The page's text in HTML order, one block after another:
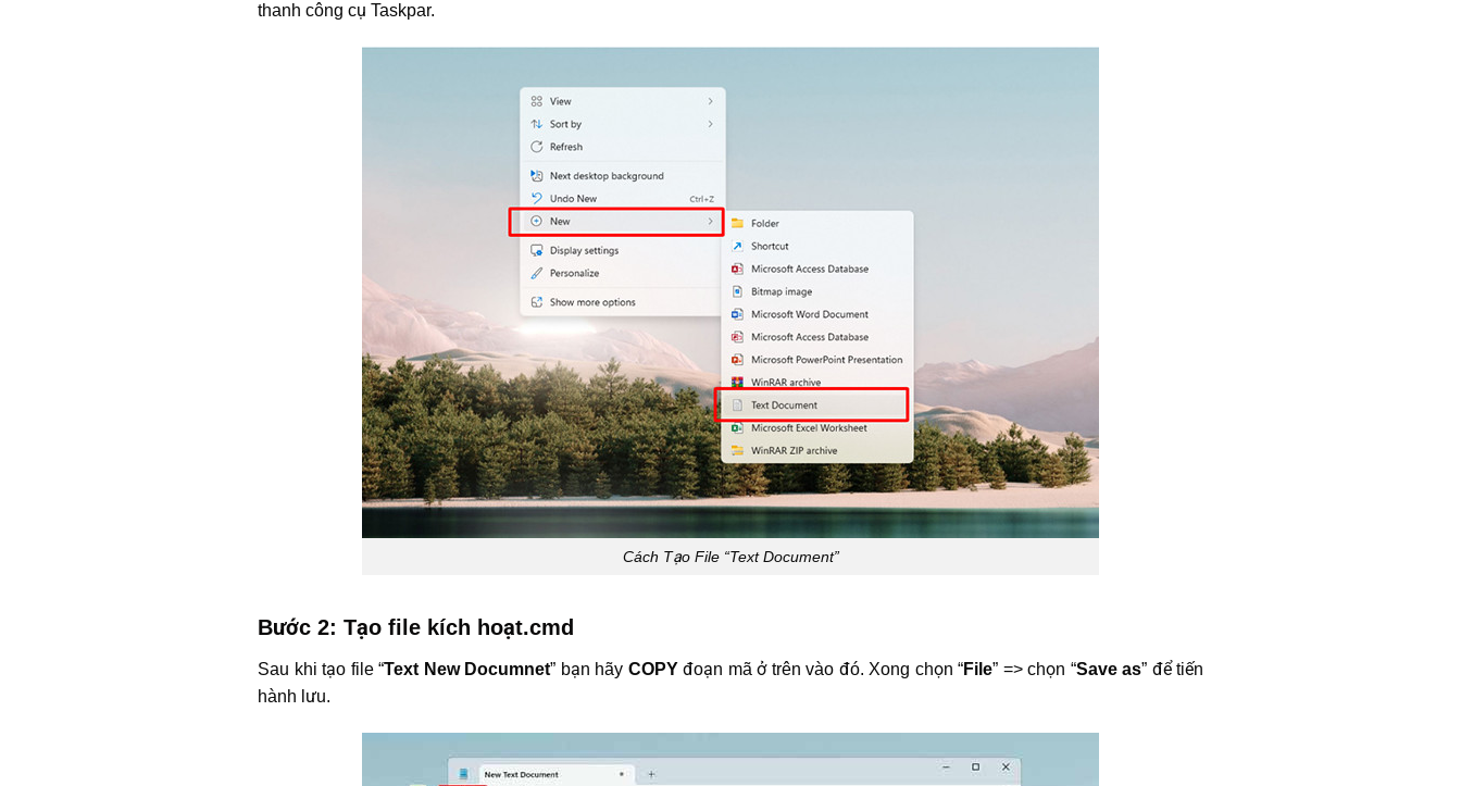
thanh công cụ Taskpar.
Cách Tạo File “Text Document”
Bước 2: Tạo file kích hoạt.cmd
Sau khi tạo file “Text New Documnet” bạn hãy COPYđoạn mã ở trên vào đó. Xong chọn “File” => chọn “Save as” để tiến
hành lưu.